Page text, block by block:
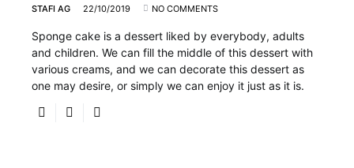
STAFI AG 22/10/2019 NO COMMENTS
Sponge cake is a dessert liked by everybody, adults
and children. We can fill the middle of this dessert with
various creams, and we can decorate this dessert as
one may desire, or simply we can enjoy it just as it is.